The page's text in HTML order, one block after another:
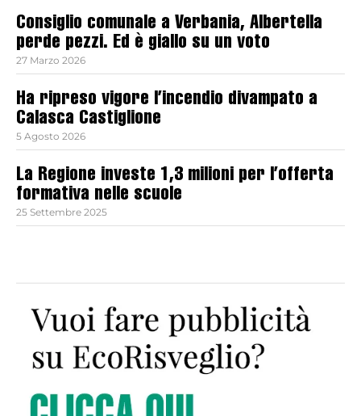
Consiglio comunale a Verbania, Albertella
perde pezzi. Ed è giallo su un voto
27 Marzo 2026
Ha ripreso vigore l’incendio divampato a
Calasca Castiglione
5 Agosto 2026
La Regione investe 1,3 milioni per l’offerta
formativa nelle scuole
25 Settembre 2025